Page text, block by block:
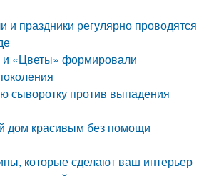
и праздники регулярно проводятся
«Цветы» формировали
сыворотку против выпадения
дом красивым без помощи
которые сделают ваш интерьер